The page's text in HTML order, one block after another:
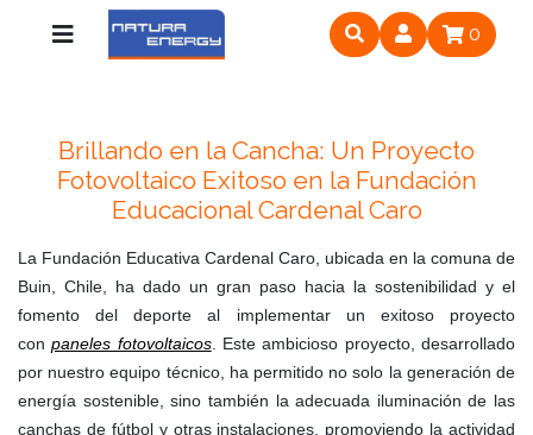
0
Brillando en la Cancha: Un Proyecto
Fotovoltaico Exitoso en la Fundación
Educacional Cardenal Caro
La Fundación Educativa Cardenal Caro, ubicada en la comuna de
Buin, Chile, ha dado un gran paso hacia la sostenibilidad y el
fomento del deporte al implementar un exitoso proyecto
conpaneles fotovoltaicos. Este ambicioso proyecto, desarrollado
por nuestro equipo técnico, ha permitido no solo la generación de
energía sostenible, sino también la adecuada iluminación de las
canchas de fútbol y otras instalaciones, promoviendo la actividad